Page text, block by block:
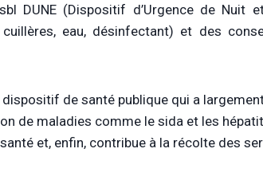
DUNE (Dispositif d’Urgence de Nuit
cuillères, eau, désinfectant) et des
dispositif de santé publique qui a
de maladies comme le sida et les
et, enfin, contribue à la récolte des